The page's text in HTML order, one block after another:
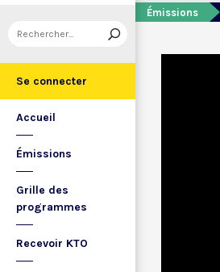
Se connecter
Accueil
Émissions
Grille des
programmes
Recevoir KTO
Émissions